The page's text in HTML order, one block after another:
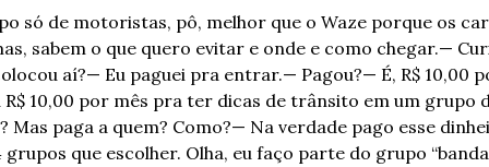
só de motoristas, pô, melhor que o Waze porque os
sabem o que quero evitar e onde e como chegar.—
aí?— Eu paguei pra entrar.— Pagou?— É, R$ 10,00
R$ 10,00 por mês pra ter dicas de trânsito em um grupo
Mas paga a quem? Como?— Na verdade pago esse
grupos que escolher. Olha, eu faço parte do grupo